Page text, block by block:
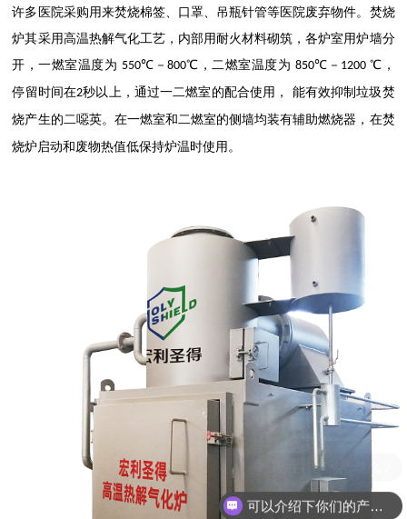
许多医院采购用来焚烧棉签、口罩、吊瓶针管等医院废弃物件。焚烧
炉其采用高温热解气化工艺，内部用耐火材料砌筑，各炉室用炉墙分
开，一燃室温度为 550℃－ 800℃，二燃室温度为 850℃－ 1200 ℃，
停留时间在2秒以上，通过一二燃室的配合使用，
能有效抑制垃圾焚
烧产生的二噁英。 在一燃室和二燃室的侧墙均装有辅助燃烧器，在焚
烧炉启动和废物热值低保持炉温时使用。
可以介绍下你们的产品么？